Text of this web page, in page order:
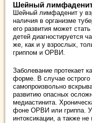
Шейный
Шейный лимфаденит у
наличия в организме
его развития может
детей диагностируется
же, как и у взрослых,
гриппом и ОРВИ.
Заболевание протекает
форме. В случае острого
самопроизвольно
развитию опасных
медиастинита.
фоне ОРВИ или гриппа. У
интоксикации, а также